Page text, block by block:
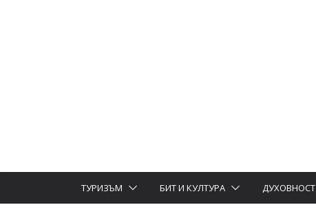
ТУРИЗЪМ БИТ И КУЛТУРА ДУХОВНОСТ